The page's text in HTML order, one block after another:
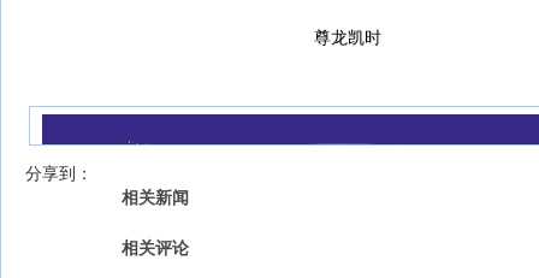
尊龙凯时
分享到：
相关新闻
相关评论